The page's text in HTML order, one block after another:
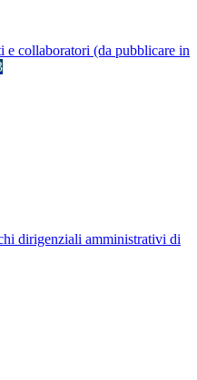
e collaboratori (da pubblicare in
dirigenziali amministrativi di